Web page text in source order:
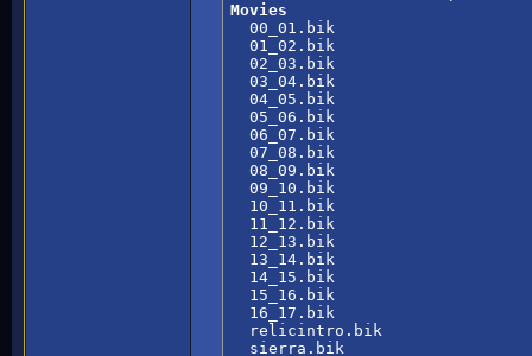
Movies
00_01.bik
  01_02.bik
  02_03.bik
  03_04.bik
  04_05.bik
  05_06.bik
  06_07.bik
  07_08.bik
  08_09.bik
  09_10.bik
  10_11.bik
  11_12.bik
  12_13.bik
  13_14.bik
  14_15.bik
  15_16.bik
  16_17.bik
  relicintro.bik